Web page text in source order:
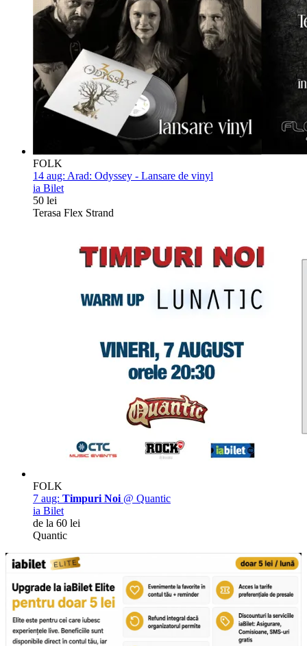
FOLK
14 aug: Arad: Odyssey - Lansare de vinyl
ia Bilet
50 lei
Terasa Flex Strand
FOLK
7 aug: Timpuri Noi @ Quantic
ia Bilet
de la 60 lei
Quantic